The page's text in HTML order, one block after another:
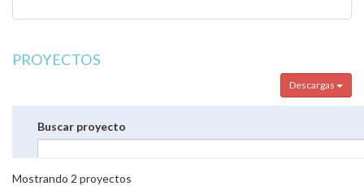
PROYECTOS
Descargas
Buscar proyecto
Mostrando 2 proyectos